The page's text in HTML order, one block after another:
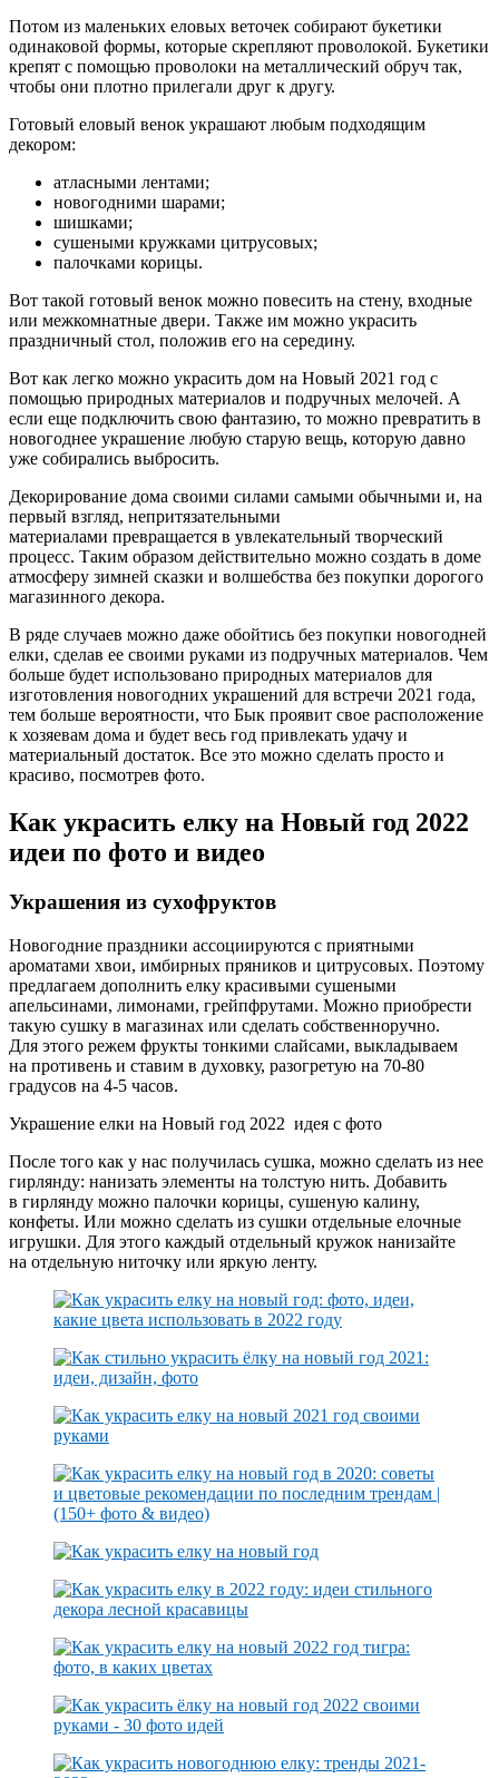
Потом из маленьких еловых веточек собирают букетики
одинаковой формы, которые скрепляют проволокой. Букетики
крепят с помощью проволоки на металлический обруч так,
чтобы они плотно прилегали друг к другу.
Готовый еловый венок украшают любым подходящим
декором:
атласными лентами;
новогодними шарами;
шишками;
сушеными кружками цитрусовых;
палочками корицы.
Вот такой готовый венок можно повесить на стену, входные
или межкомнатные двери. Также им можно украсить
праздничный стол, положив его на середину.
Вот как легко можно украсить дом на Новый 2021 год с
помощью природных материалов и подручных мелочей. А
если еще подключить свою фантазию, то можно превратить в
новогоднее украшение любую старую вещь, которую давно
уже собирались выбросить.
Декорирование дома своими силами самыми обычными и, на
первый взгляд, непритязательными
материалами превращается в увлекательный творческий
процесс. Таким образом действительно можно создать в доме
атмосферу зимней сказки и волшебства без покупки дорогого
магазинного декора.
В ряде случаев можно даже обойтись без покупки новогодней
елки, сделав ее своими руками из подручных материалов. Чем
больше будет использовано природных материалов для
изготовления новогодних украшений для встречи 2021 года,
тем больше вероятности, что Бык проявит свое расположение
к хозяевам дома и будет весь год привлекать удачу и
материальный достаток. Все это можно сделать просто и
красиво, посмотрев фото.
Как украсить елку на Новый год 2022
идеи по фото и видео
Украшения из сухофруктов
Новогодние праздники ассоциируются с приятными
ароматами хвои, имбирных пряников и цитрусовых. Поэтому
предлагаем дополнить елку красивыми сушеными
апельсинами, лимонами, грейпфрутами. Можно приобрести
такую сушку в магазинах или сделать собственноручно.
Для этого режем фрукты тонкими слайсами, выкладываем
на противень и ставим в духовку, разогретую на 70-80
градусов на 4-5 часов.
Украшение елки на Новый год 2022 идея с фото
После того как у нас получилась сушка, можно сделать из нее
гирлянду: нанизать элементы на толстую нить. Добавить
в гирлянду можно палочки корицы, сушеную калину,
конфеты. Или можно сделать из сушки отдельные елочные
игрушки. Для этого каждый отдельный кружок нанизайте
на отдельную ниточку или яркую ленту.